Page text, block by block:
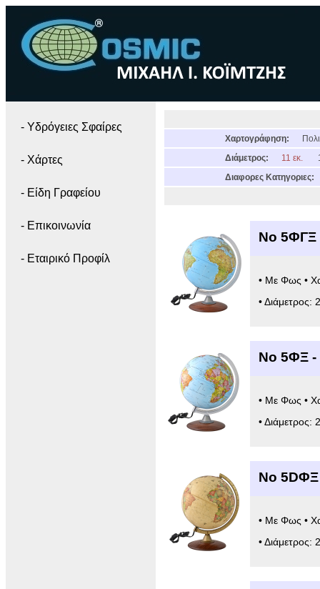
- Yδρόγειες Σφαίρες
- Χάρτες
- Είδη Γραφείου
- Επικοινωνία
- Εταιρικό Προφίλ
Χαρτογράφηση:
Διάμετρος:
11 εκ.
Διαφορες Κατηγοριες:
Νο 5ΦΓΞ
• Με Φως •
•
Νο 5ΦΞ -
• Με Φως •
•
Νο
• Με Φως •
•